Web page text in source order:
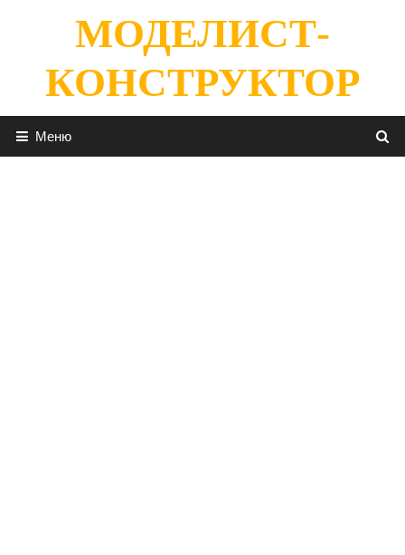
содержимомуМОДЕЛИСТ-
КОНСТРУКТОР
Меню